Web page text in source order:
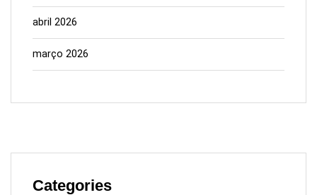
abril 2026
março 2026
Categories